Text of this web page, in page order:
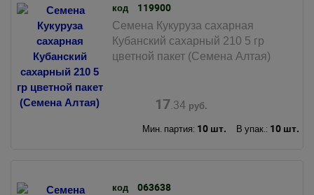
код 119900
Семена Кукуруза сахарная
Кубанский сахарный 210 5 гр
цветной пакет (Семена Алтая)
17.34руб.
Мин. партия: 10 шт. В упак.: 10 шт.
код 063638